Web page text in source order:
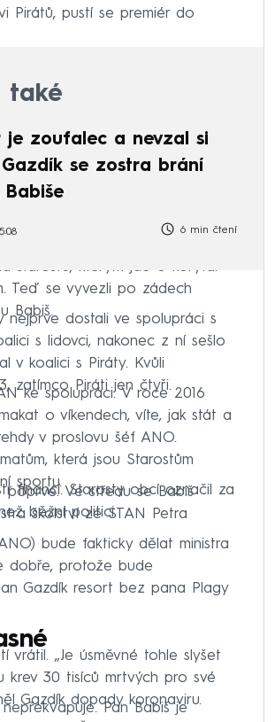
Pirátů, pustí se premiér do
také
je zoufalec a nevzal si
Gazdík se zostra brání
Babiše
6 min čtení
starostů, kterým jde o koryta.
Teď se vyvezli po zádech
Babiš.
nejprve dostali ve spolupráci s
s lidovci, nakonec z ní sešlo
v koalici s Piráty. Kvůli
zatímco Piráti jen čtyři.
ke spolupráci. V roce 2016
o víkendech, víte, jak stát a
v proslovu šéf ANO.
která jsou Starostům
sportu.
financí. Starosty obcí označil za
běžní politici.
poprvé. Ve středu se Babiš
školství ze STAN Petra
bude fakticky dělat ministra
dobře, protože bude
Gazdík resort bez pana Plagy
vrátil. „Je úsměvné tohle slyšet
krev 30 tisíců mrtvých pro své
Gazdík dopady koronaviru.
Pan Babiš je